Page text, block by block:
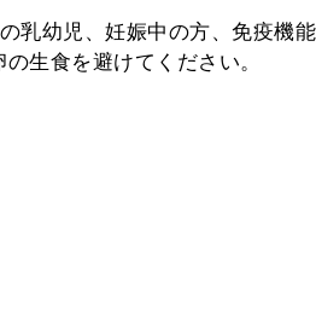
乳幼児、妊娠中の方、免疫機能
生食を避けてください。